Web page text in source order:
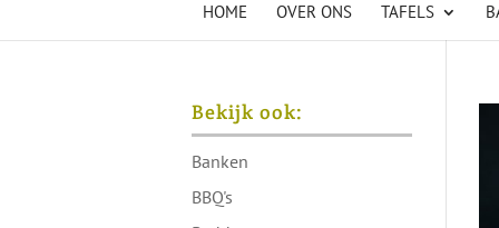
HOME OVER ONS TAFELS
Bekijk ook:
Banken
BBQ's